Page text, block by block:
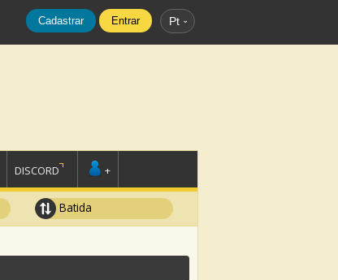
Cadastrar Entrar Pt
DISCORD +
Batida